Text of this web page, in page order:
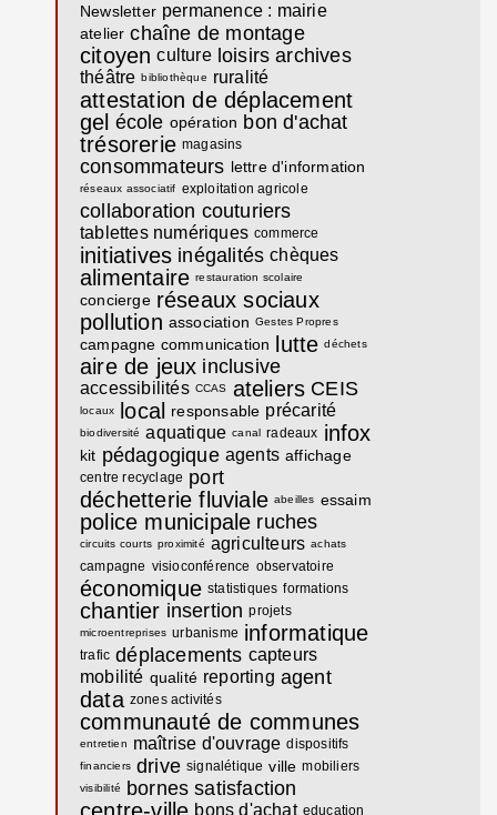
Newsletter permanence : mairie
atelier chaîne de montage
citoyen culture loisirs archives
théâtre bibliothèque ruralité
attestation de déplacement
gel école opération bon d'achat
trésorerie magasins
consommateurs lettre d'information
réseaux associatif exploitation agricole
collaboration couturiers
tablettes numériques commerce
initiatives inégalités chèques
alimentaire restauration scolaire
concierge réseaux sociaux
pollution association Gestes Propres
campagne communication lutte déchets
aire de jeux inclusive
accessibilités CCAS ateliers CEIS
locaux local responsable précarité
biodiversité aquatique canal radeaux infox
kit pédagogique agents affichage
centre recyclage port
déchetterie fluviale abeilles essaim
police municipale ruches
circuits courts proximité agriculteurs achats
campagne visioconférence observatoire
économique statistiques formations
chantier insertion projets
microentreprises urbanisme informatique
trafic déplacements capteurs
mobilité qualité reporting agent
data zones activités
communauté de communes
entretien maîtrise d'ouvrage dispositifs
financiers drive signalétique ville mobiliers
visibilité bornes satisfaction
bons d'achat education